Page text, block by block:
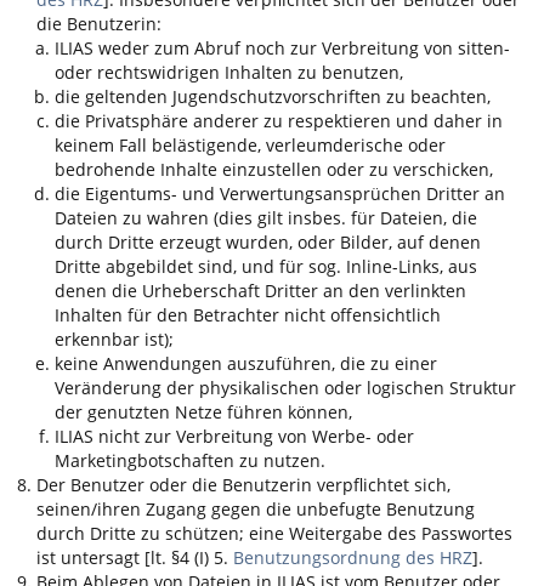
die Benutzerin:
ILIAS weder zum Abruf noch zur Verbreitung von sitten-
oder rechtswidrigen Inhalten zu benutzen,
die geltenden Jugendschutzvorschriften zu beachten,
die Privatsphäre anderer zu respektieren und daher in
keinem Fall belästigende, verleumderische oder
bedrohende Inhalte einzustellen oder zu verschicken,
die Eigentums- und Verwertungsansprüchen Dritter an
Dateien zu wahren (dies gilt insbes. für Dateien, die
durch Dritte erzeugt wurden, oder Bilder, auf denen
Dritte abgebildet sind, und für sog. Inline-Links, aus
denen die Urheberschaft Dritter an den verlinkten
Inhalten für den Betrachter nicht offensichtlich
erkennbar ist);
keine Anwendungen auszuführen, die zu einer
Veränderung der physikalischen oder logischen Struktur
der genutzten Netze führen können,
ILIAS nicht zur Verbreitung von Werbe- oder
Marketingbotschaften zu nutzen.
Der Benutzer oder die Benutzerin verpflichtet sich,
seinen/ihren Zugang gegen die unbefugte Benutzung
durch Dritte zu schützen; eine Weitergabe des Passwortes
ist untersagt [lt. §4 (I) 5. Benutzungsordnung des HRZ].